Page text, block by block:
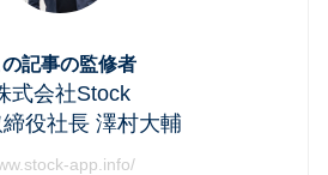
の記事の監修者
式会社Stock
役社長 澤村大輔
app.info/